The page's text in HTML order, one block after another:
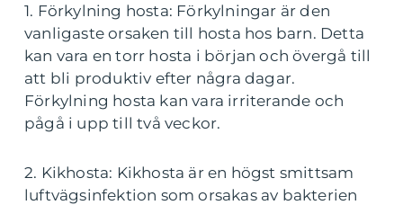
1. Förkylning hosta: Förkylningar är den
vanligaste orsaken till hosta hos barn. Detta
kan vara en torr hosta i början och övergå till
att bli produktiv efter några dagar.
Förkylning hosta kan vara irriterande och
pågå i upp till två veckor.
2. Kikhosta: Kikhosta är en högst smittsam
luftvägsinfektion som orsakas av bakterien